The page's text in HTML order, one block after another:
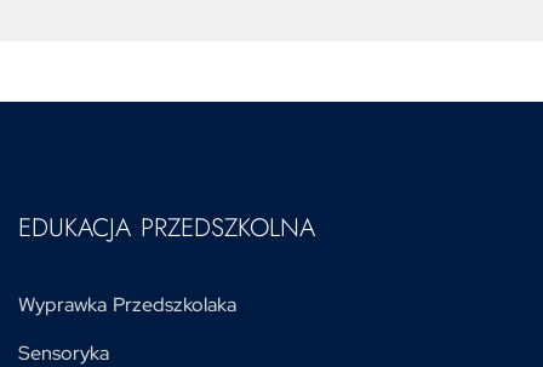
EDUKACJA PRZEDSZKOLNA
Wyprawka Przedszkolaka
Sensoryka